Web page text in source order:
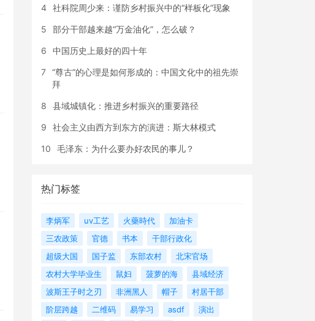
4 社科院周少来：谨防乡村振兴中的“样板化”现象
5 部分干部越来越“万金油化”，怎么破？
6 中国历史上最好的四十年
7 “尊古”的心理是如何形成的：中国文化中的祖先崇
拜
8 县域城镇化：推进乡村振兴的重要路径
9 社会主义由西方到东方的演进：斯大林模式
10 毛泽东：为什么要办好农民的事儿？
热门标签
李炳军 uv工艺 火藥時代
加油卡
三农政策
官德 书本
干部行政化
超级大国
国子监 东部农村
北宋官场
农村大学毕业生
鼠妇 菠萝的海
县域经济
波斯王子时之刃
非洲黑人 帽子
村居干部
阶层跨越
二维码 易学习 asdf
演出